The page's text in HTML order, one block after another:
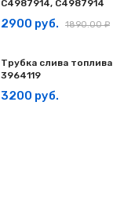
C4987914, С4987914
2900 руб. 1890.00 ₽
Трубка слива топлива
3964119
3200 руб.